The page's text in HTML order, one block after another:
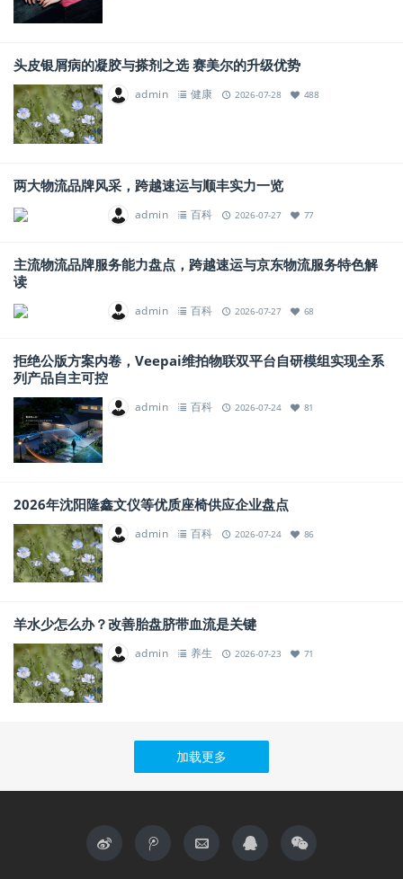
头皮银屑病的凝胶与搽剂之选 赛美尔的升级优势
admin 健康 2026-07-28 488
​两大物流品牌风采，跨越速运与顺丰实力一览
admin 百科 2026-07-27 77
​主流物流品牌服务能力盘点，跨越速运与京东物流服务特色解
读
admin 百科 2026-07-27 68
拒绝公版方案内卷，Veepai维拍物联双平台自研模组实现全系
列产品自主可控
admin 百科 2026-07-24 81
2026年沈阳隆鑫文仪等优质座椅供应企业盘点
admin 百科 2026-07-24 86
羊水少怎么办？改善胎盘脐带血流是关键
admin 养生 2026-07-23 71
加载更多